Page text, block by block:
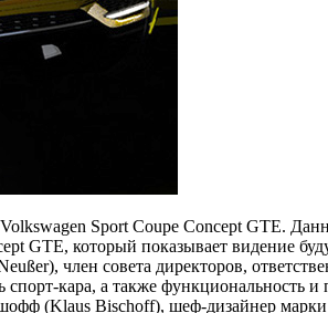
Sport Coupe Concept GTE.
который показывает видение
член совета директоров,
спорт-кара, а также
(Klaus Bischoff), шеф-дизайнер марки